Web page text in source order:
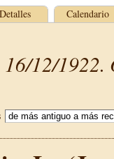
Detalles Calendario
12/1922.